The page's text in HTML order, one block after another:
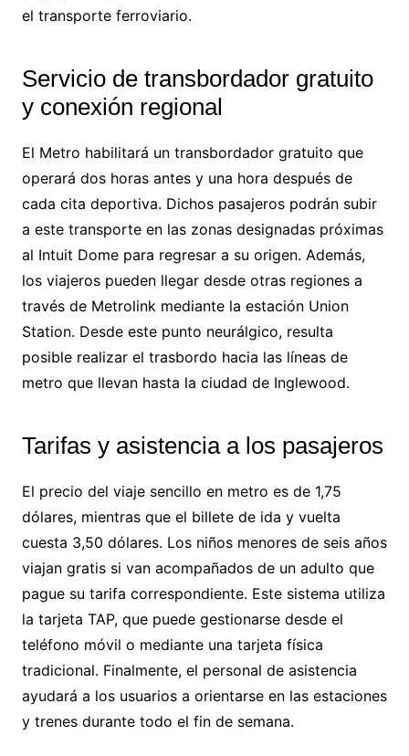
el transporte ferroviario.
Servicio de transbordador gratuito
y conexión regional
El Metro habilitará un transbordador gratuito que
operará dos horas antes y una hora después de
cada cita deportiva. Dichos pasajeros podrán subir
a este transporte en las zonas designadas próximas
al Intuit Dome para regresar a su origen. Además,
los viajeros pueden llegar desde otras regiones a
través de Metrolink mediante la estación Union
Station. Desde este punto neurálgico, resulta
posible realizar el trasbordo hacia las líneas de
metro que llevan hasta la ciudad de Inglewood.
Tarifas y asistencia a los pasajeros
El precio del viaje sencillo en metro es de 1,75
dólares, mientras que el billete de ida y vuelta
cuesta 3,50 dólares. Los niños menores de seis años
viajan gratis si van acompañados de un adulto que
pague su tarifa correspondiente. Este sistema utiliza
la tarjeta TAP, que puede gestionarse desde el
teléfono móvil o mediante una tarjeta física
tradicional. Finalmente, el personal de asistencia
ayudará a los usuarios a orientarse en las estaciones
y trenes durante todo el fin de semana.